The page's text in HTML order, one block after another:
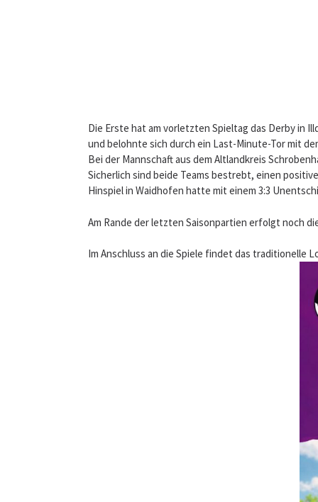
Die Erste hat am vorletzten Spieltag das Derby in
und belohnte sich durch ein Last-Minute-Tor mit
Bei der Mannschaft aus dem Altlandkreis
Sicherlich sind beide Teams bestrebt, einen
Hinspiel in Waidhofen hatte mit einem 3:3
Am Rande der letzten Saisonpartien erfolgt noch
Im Anschluss an die Spiele findet das traditionelle